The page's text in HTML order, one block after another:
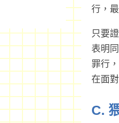
行，
只要
表明
罪行
在面
C.